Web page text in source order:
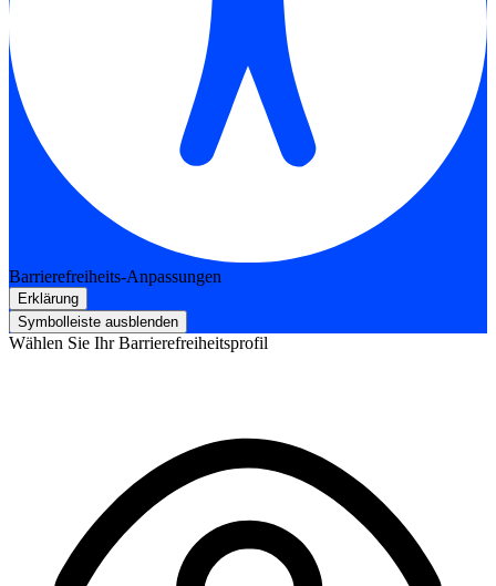
Barrierefreiheits-Anpassungen
Erklärung
Symbolleiste ausblenden
Wählen Sie Ihr Barrierefreiheitsprofil